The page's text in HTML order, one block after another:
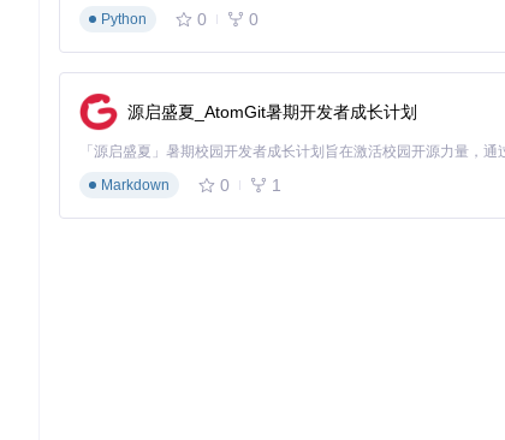
第三方ROM体验
适合人群：喜欢尝试新功能、追求系统流畅度的用户。 你
来新的活力。
Python
0 0
源启盛夏_AtomGit暑期开发者成长计划
Markdown
0 1